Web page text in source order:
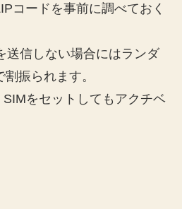
コードを事前に調べておく
送信しない場合にはランダ
振られます。
をセットしてもアクチベ